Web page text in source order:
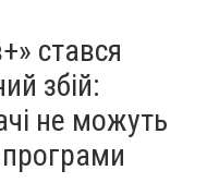
стався
збій:
не можуть